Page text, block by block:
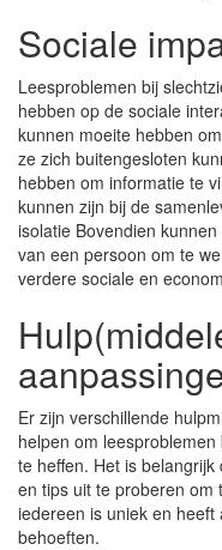
Sociale
Leesproblemen bij
hebben op de sociale
kunnen moeite hebben
ze zich buitengesloten
hebben om informatie te
kunnen zijn bij de
isolatie Bovendien
van een persoon om te
verdere sociale en
Er zijn verschillende
helpen om
te heffen. Het is
en tips uit te proberen om
iedereen is uniek en
behoeften.